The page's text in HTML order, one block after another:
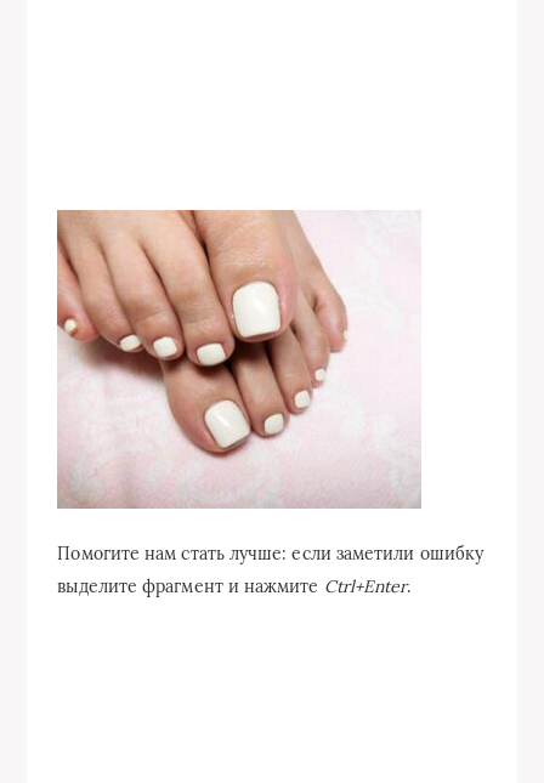
Помогите нам стать лучше: если заметили ошибку
выделите фрагмент и нажмите Ctrl+Enter.